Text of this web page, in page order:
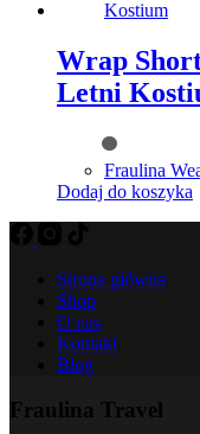
Wrap
Letni
Fraulina
Dodaj do koszyka
Strona główna
Shop
O nas
Kontakt
Blog
Fraulina Travel